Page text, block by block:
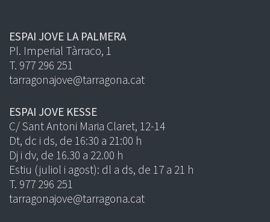
ESPAI JOVE LA PALMERA
Pl. Imperial Tàrraco, 1
T. 977 296 251
tarragonajove@tarragona.cat
ESPAI JOVE KESSE
C/ Sant Antoni Maria Claret, 12-14
Dt, dc i ds, de 16:30 a 21:00 h
Dj i dv, de 16.30 a 22.00 h
Estiu (juliol i agost): dl a ds, de 17 a 21 h
T. 977 296 251
tarragonajove@tarragona.cat